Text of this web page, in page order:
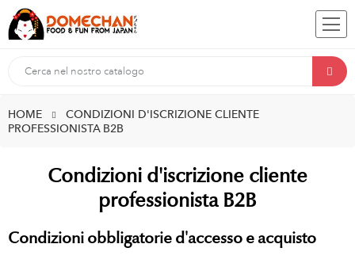
HOME
CONDIZIONI D'ISCRIZIONE CLIENTE
PROFESSIONISTA B2B
Condizioni d'iscrizione cliente
professionista B2B
Condizioni obbligatorie d'accesso e acquisto